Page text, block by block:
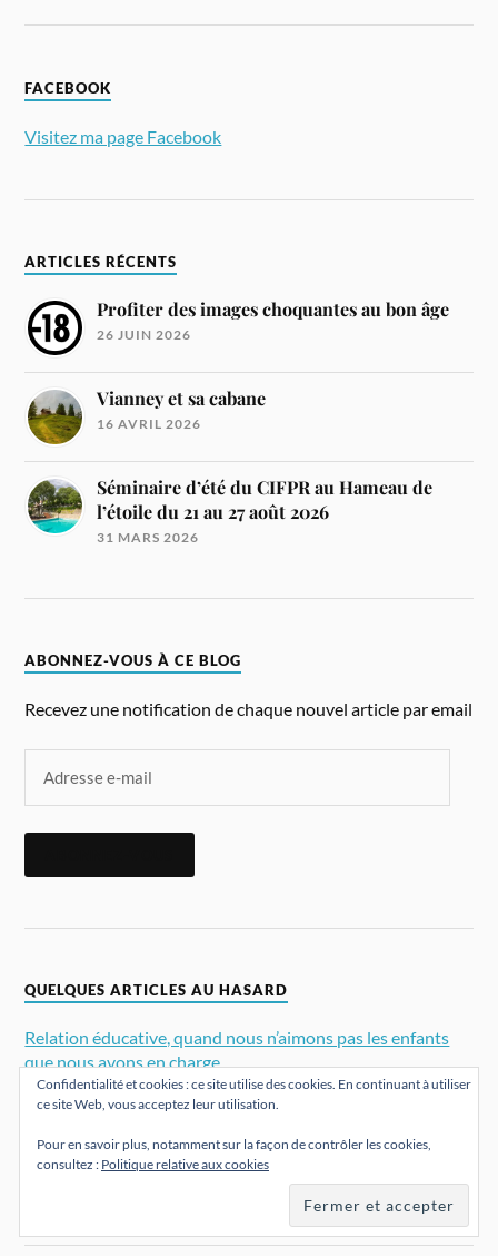
FACEBOOK
Visitez ma page Facebook
ARTICLES RÉCENTS
Profiter des images choquantes au bon âge
26 JUIN 2026
Vianney et sa cabane
16 AVRIL 2026
Séminaire d’été du CIFPR au Hameau de
l’étoile du 21 au 27 août 2026
31 MARS 2026
ABONNEZ-VOUS À CE BLOG
Recevez une notification de chaque nouvel article par email
QUELQUES ARTICLES AU HASARD
Relation éducative, quand nous n’aimons pas les enfants
que nous avons en charge
La reine des neiges sur le divan
Formation à la psychothérapie relationnelle au CIFPR
Mettre à profit l'énergie du paradoxe
Confidentialité et cookies : ce site utilise des cookies. En continuant à utiliser
ce site Web, vous acceptez leur utilisation.
Pour en savoir plus, notamment sur la façon de contrôler les cookies,
consultez : Politique relative aux cookies